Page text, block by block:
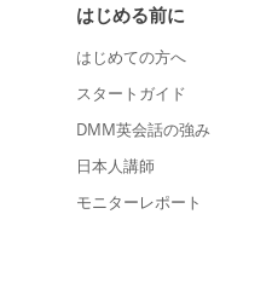
はじめる前に
はじめての方へ
スタートガイド
DMM英会話の強み
日本人講師
モニターレポート